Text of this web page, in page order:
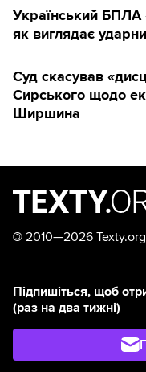
Український БПЛА
як виглядає
Суд скасував
Сирського щодо
Ширшина
© 2010—2026
Підпишіться, щоб
(раз на два тижні)